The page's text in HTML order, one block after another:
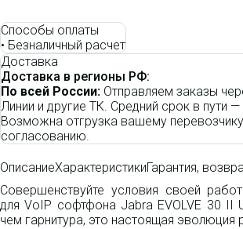
Способы оплаты
• Безналичный расчет
Доставка
Доставка в регионы РФ:
По всей России: Отправляем заказы
Линии и другие ТК. Средний срок в пути —
Возможна отгрузка вашему
согласованию.
ОписаниеХарактеристикиГарантия,
Совершенствуйте условия своей
для VoIP софтфона Jabra EVOLVE 30 II
чем гарнитура, это настоящая эволюция